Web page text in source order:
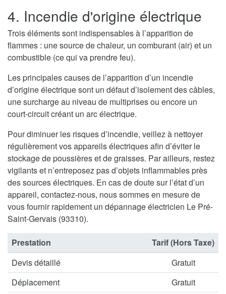
4. Incendie d'origine électrique
Trois éléments sont indispensables à l’apparition de
flammes : une source de chaleur, un comburant (air) et un
combustible (ce qui va prendre feu).
Les principales causes de l’apparition d’un incendie
d’origine électrique sont un défaut d’isolement des câbles,
une surcharge au niveau de multiprises ou encore un
court-circuit créant un arc électrique.
Pour diminuer les risques d’incendie, veillez à nettoyer
régulièrement vos appareils électriques afin d’éviter le
stockage de poussières et de graisses. Par ailleurs, restez
vigilants et n’entreposez pas d’objets inflammables près
des sources électriques. En cas de doute sur l’état d’un
appareil, contactez-nous, nous sommes en mesure de
vous fournir rapidement un dépannage électricien Le Pré-
Saint-Gervais (93310).
Prestation
Tarif (Hors Taxe)
Devis détaillé
Gratuit
Déplacement
Gratuit